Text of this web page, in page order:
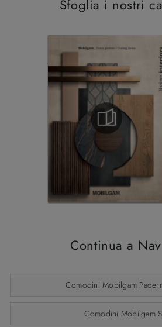
Sfoglia i nostri
Continua a
Comodini Mobilgam
Comodini Mobilgam